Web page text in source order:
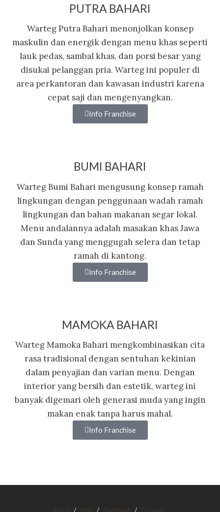
PUTRA BAHARI
Warteg Putra Bahari menonjolkan konsep
maskulin dan energik dengan menu khas seperti
lauk pedas, sambal khas, dan porsi besar yang
disukai pelanggan pria. Warteg ini populer di
area perkantoran dan kawasan industri karena
cepat saji dan mengenyangkan.
Info Franchise
BUMI BAHARI
Warteg Bumi Bahari mengusung konsep ramah
lingkungan dengan penggunaan wadah ramah
lingkungan dan bahan makanan segar lokal.
Menu andalannya adalah masakan khas Jawa
dan Sunda yang menggugah selera dan tetap
ramah di kantong.
Info Franchise
MAMOKA BAHARI
Warteg Mamoka Bahari mengkombinasikan cita
rasa tradisional dengan sentuhan kekinian
dalam penyajian dan varian menu. Dengan
interior yang bersih dan estetik, warteg ini
banyak digemari oleh generasi muda yang ingin
makan enak tanpa harus mahal.
Info Franchise